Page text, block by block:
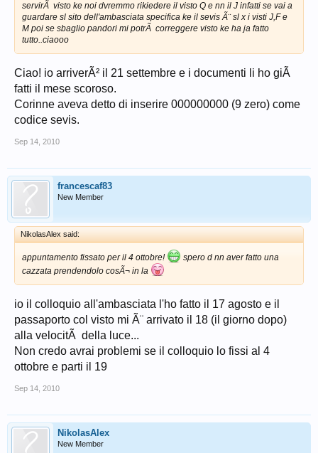
servirÃ visto ke noi dvremmo rikiedere il visto Q e nn il J infatti se vai a
guardare sl sito dell'ambasciata specifica ke il sevis Ã¨ sl x i visti J,F e
M poi se sbaglio pandori mi potrÃ correggere visto ke ha ja fatto
tutto..ciaooo
Ciao! io arriverÃ² il 21 settembre e i documenti li ho giÃ
fatti il mese scoroso.
Corinne aveva detto di inserire 000000000 (9 zero) come
codice sevis.
Sep 14, 2010
francescaf83
New Member
NikolasAlex said:
appuntamento fissato per il 4 ottobre!
spero d nn aver fatto una
cazzata prendendolo cosÃ¬ in la
io il colloquio all'ambasciata l'ho fatto il 17 agosto e il
passaporto col visto mi Ã¨ arrivato il 18 (il giorno dopo)
alla velocitÃ della luce...
Non credo avrai problemi se il colloquio lo fissi al 4
ottobre e parti il 19
Sep 14, 2010
NikolasAlex
New Member